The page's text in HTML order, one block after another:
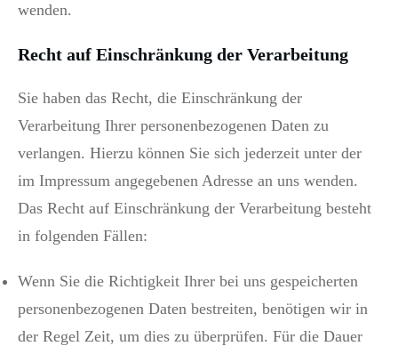
wenden.
Recht auf Einschränkung der Verarbeitung
Sie haben das Recht, die Einschränkung der
Verarbeitung Ihrer personenbezogenen Daten zu
verlangen. Hierzu können Sie sich jederzeit unter der
im Impressum angegebenen Adresse an uns wenden.
Das Recht auf Einschränkung der Verarbeitung besteht
in folgenden Fällen:
Wenn Sie die Richtigkeit Ihrer bei uns gespeicherten
personenbezogenen Daten bestreiten, benötigen wir in
der Regel Zeit, um dies zu überprüfen. Für die Dauer